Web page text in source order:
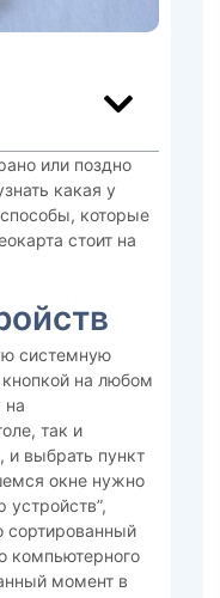
или поздно
какая у
которые
стоит на
системную
на любом
на
так и
выбрать пункт
окне нужно
устройств”,
сортированный
компьютерного
момент в